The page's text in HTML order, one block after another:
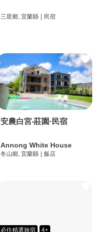
三星鄉, 宜蘭縣 | 民宿
安農白宮‧莊園·民宿
Annong White House
冬山鄉, 宜蘭縣 | 飯店
必住精選旅宿 4+